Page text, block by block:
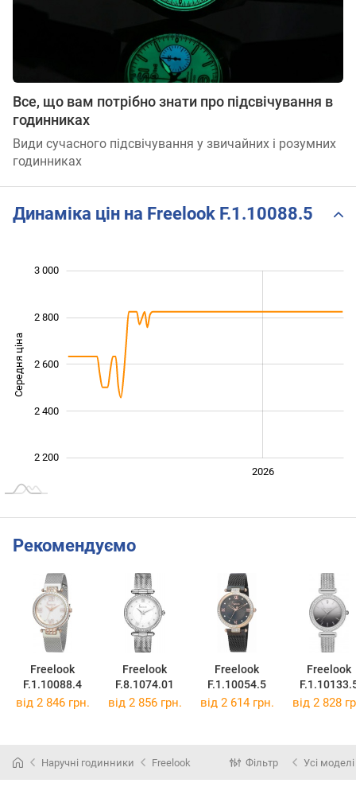
Все, що вам потрібно знати про підсвічування в
годинниках
Види сучасного підсвічування у звичайних і розумних
годинниках
Динаміка цін на Freelook F.1.10088.5
Середня ціна 2 200
2 200
2 400
2 600
2 800
3 000
2026
Рекомендуємо
Freelook
F.1.10088.4
Freelook
F.8.1074.01
Freelook
F.1.10054.5
Freelook
від 2 846 грн. від 2 856 грн. від 2 614 грн. від 2 828
Наручні годинники Freelook Фільтр Усі моделі